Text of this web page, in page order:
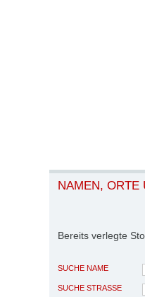
NAMEN, ORTE
Bereits verlegte
SUCHE NAME
SUCHE STRASSE